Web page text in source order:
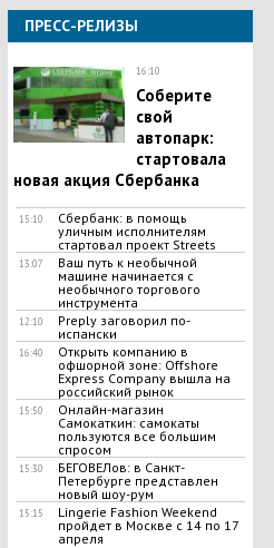
ПРЕСС-РЕЛИЗЫ
16:10
Соберите
свой
автопарк:
стартовала
новая акция Сбербанка
15:10
Сбербанк: в помощь
уличным исполнителям
стартовал проект Streets
13:07
Ваш путь к необычной
машине начинается с
необычного торгового
инструмента
12:10
Preply заговорил по-
испански
16:40
Открыть компанию в
офшорной зоне: Offshore
Express Company вышла на
российский рынок
15:50
Онлайн-магазин
Самокаткин: самокаты
пользуются все большим
спросом
15:30
БЕГОВЕЛов: в Санкт-
Петербурге представлен
новый шоу-рум
15:15
Lingerie Fashion Weekend
пройдет в Москве с 14 по 17
апреля